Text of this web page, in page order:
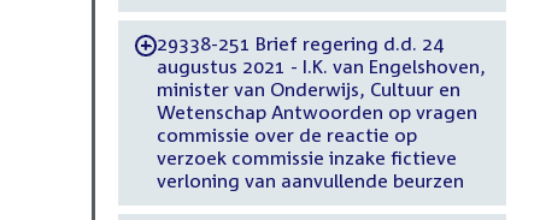
-29338-251 Brief regering d.d. 24
augustus 2021 - I.K. van Engelshoven,
minister van Onderwijs, Cultuur en
Wetenschap Antwoorden op vragen
commissie over de reactie op
verzoek commissie inzake fictieve
verloning van aanvullende beurzen